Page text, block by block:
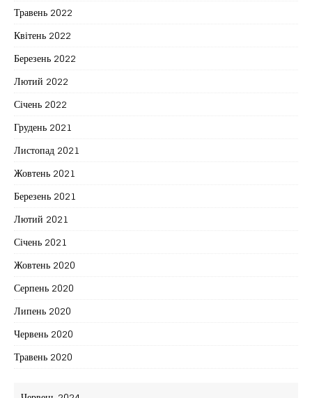
Травень 2022
Квітень 2022
Березень 2022
Лютий 2022
Січень 2022
Грудень 2021
Листопад 2021
Жовтень 2021
Березень 2021
Лютий 2021
Січень 2021
Жовтень 2020
Серпень 2020
Липень 2020
Червень 2020
Травень 2020